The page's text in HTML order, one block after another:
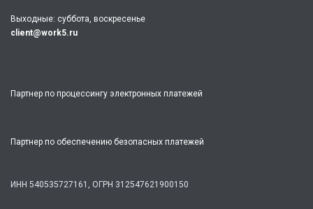
Биомеханика
Бренд-менеджмент
Бурение нефтяных и газовых скважин
Партнер по процессингу электронных платежей
Партнер по обеспечению безопасных платежей
ИНН 540535727161, ОГРН 312547621900150
Выходные: суббота, воскресенье
client@work5.ru